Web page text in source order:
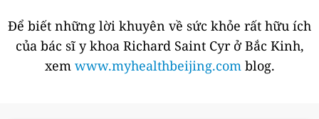
Để biết những lời khuyên về sức khỏe rất hữu ích
của bác sĩ y khoa Richard Saint Cyr ở Bắc Kinh,
xem www.myhealthbeijing.com blog.